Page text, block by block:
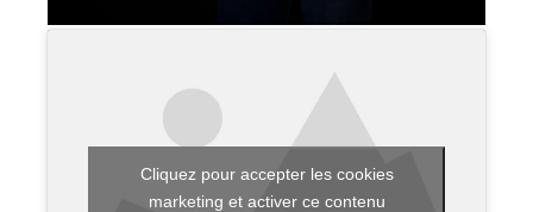
Cliquez pour accepter les cookies
marketing et activer ce contenu